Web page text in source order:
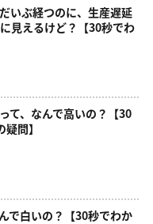
いぶ経つのに、生産遅延
見えるけど？【30秒でわ
て、なんで高いの？【30
問】
で白いの？【30秒でわか